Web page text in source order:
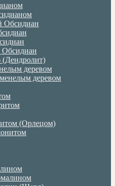
Обсидиан
Обсидиан
(Дендролит)
деревом
деревом
(Орлецом)